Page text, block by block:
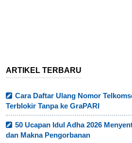
ARTIKEL TERBARU
Cara Daftar Ulang Nomor
Terblokir Tanpa ke GraPARI
50 Ucapan Idul Adha 2026
dan Makna Pengorbanan